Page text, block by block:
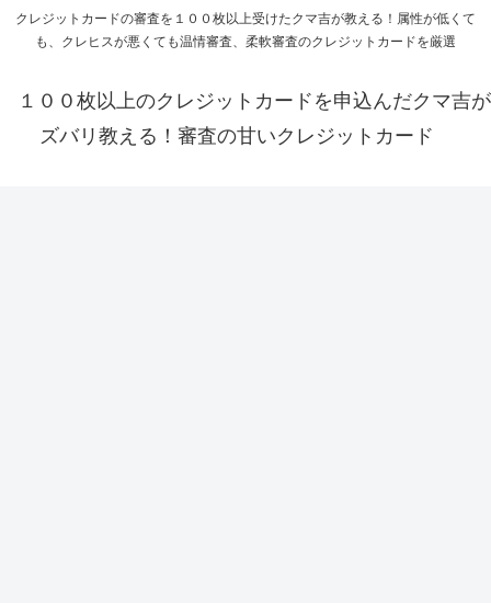
クレジットカードの審査を１００枚以上受けたクマ吉が教える！属性が低くて
も、クレヒスが悪くても温情審査、柔軟審査のクレジットカードを厳選
１００枚以上のクレジットカードを申込んだクマ吉が
ズバリ教える！審査の甘いクレジットカード